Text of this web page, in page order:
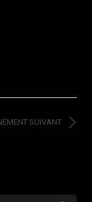
SUIVANT